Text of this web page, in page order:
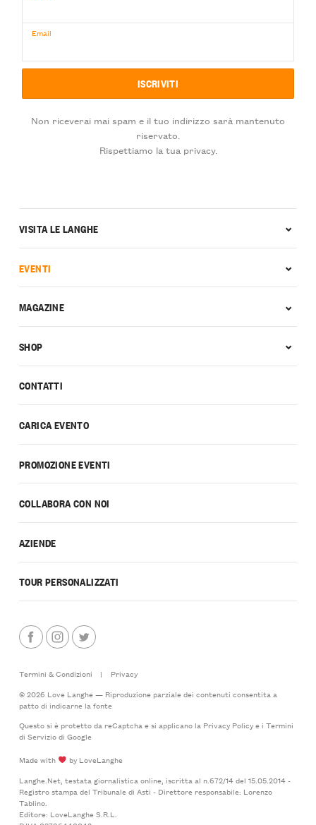
Email
Non riceverai mai spam e il tuo indirizzo sarà mantenuto
riservato.
Rispettiamo la tua privacy.
CONTATTI
CARICA EVENTO
PROMOZIONE EVENTI
COLLABORA CON NOI
AZIENDE
TOUR PERSONALIZZATI
VISITA LE LANGHE
EVENTI
MAGAZINE
SHOP
Termini & Condizioni |
Privacy
© 2026 Love Langhe — Riproduzione parziale dei contenuti consentita a
patto di indicarne la fonte
Questo si è protetto da reCaptcha e si applicano la Privacy Policye i Termini
di Serviziodi Google
Made with
by LoveLanghe
Langhe.Net, testata giornalistica online, iscritta al n.672/14 del 15.05.2014 -
Registro stampa del Tribunale di Asti - Direttore responsabile: Lorenzo
Tablino.
Editore: LoveLanghe S.R.L.